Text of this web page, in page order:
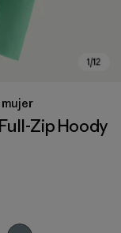
Zip Hoody